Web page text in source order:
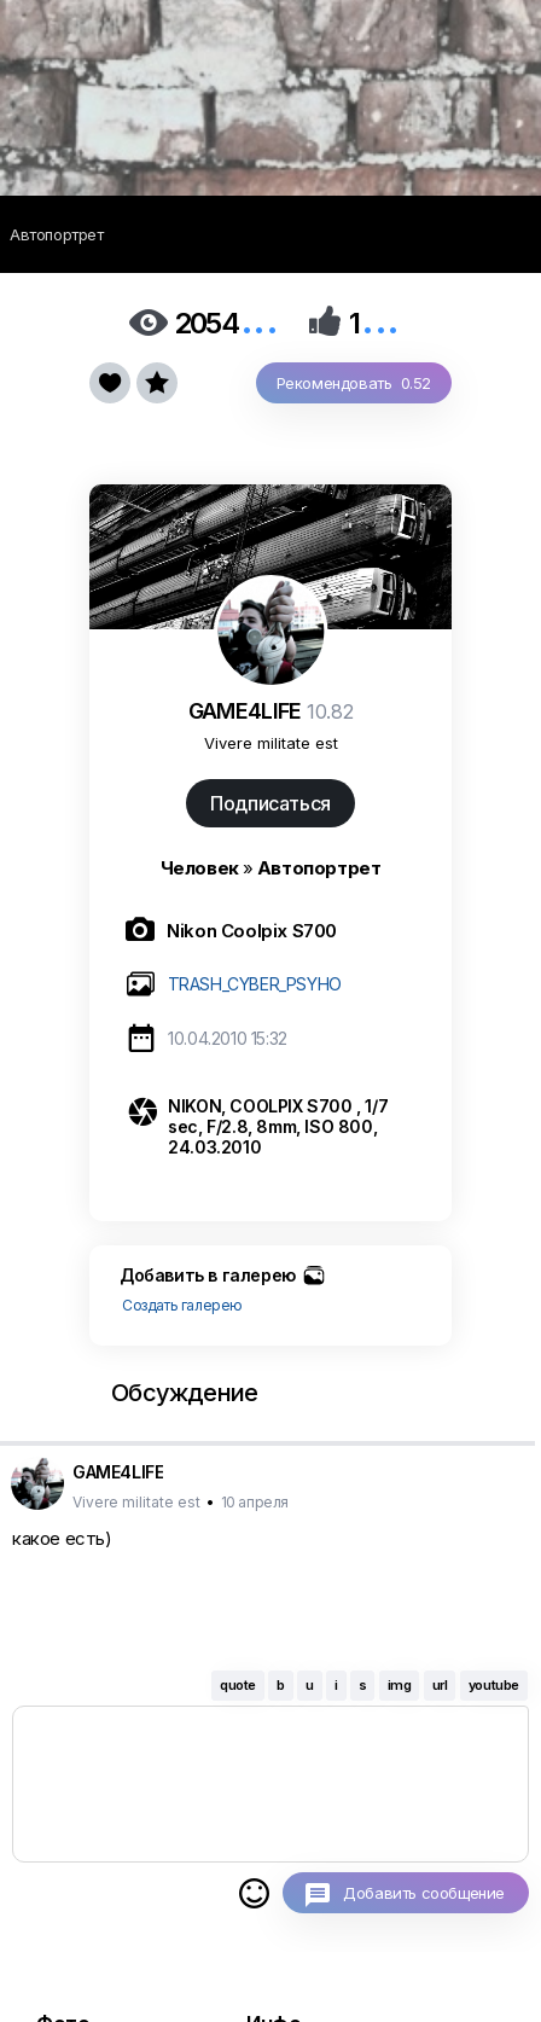
Автопортрет
 2054...  1...
Рекомендовать 0.52
 
GAME4LIFE 10.82
Vivere militate est
Подписаться
Человек» Автопортрет
 Nikon Coolpix S700
TRASH_CYBER_PSYHO
 10.04.2010 15:32
 NIKON, COOLPIX S700 , 1/7
sec, F/2.8, 8mm, ISO 800,
24.03.2010
Добавить в галерею
Создать галерею
Обсуждение
GAME4LIFE
Vivere militate est • 10 апреля
какое есть)
quote b u i s img url youtube
 Добавить сообщение